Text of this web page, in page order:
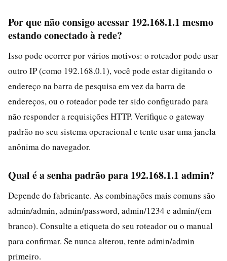
Por que não consigo acessar 192.168.1.1 mesmo
estando conectado à rede?
Isso pode ocorrer por vários motivos: o roteador pode usar
outro IP (como 192.168.0.1), você pode estar digitando o
endereço na barra de pesquisa em vez da barra de
endereços, ou o roteador pode ter sido configurado para
não responder a requisições HTTP. Verifique o gateway
padrão no seu sistema operacional e tente usar uma janela
anônima do navegador.
Qual é a senha padrão para 192.168.1.1 admin?
Depende do fabricante. As combinações mais comuns são
admin/admin, admin/password, admin/1234 e admin/(em
branco). Consulte a etiqueta do seu roteador ou o manual
para confirmar. Se nunca alterou, tente admin/admin
primeiro.